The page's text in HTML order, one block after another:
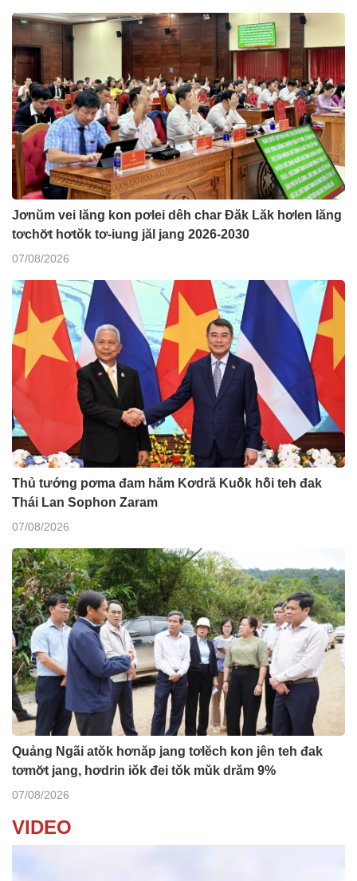
Jơnŭm vei lăng kon pơlei dêh char Đăk Lăk hơlen lăng
tơchơ̆t hơtŏk tơ-iung jăl jang 2026-2030
07/08/2026
Thủ tướng pơma đam hăm Kơdră Kuô̆k hô̆i teh đak
Thái Lan Sophon Zaram
07/08/2026
Quảng Ngãi atŏk hơnăp jang tơlĕch kon jên teh đak
tơmơ̆t jang, hơdrin iŏk đei tŏk mŭk drăm 9%
07/08/2026
VIDEO